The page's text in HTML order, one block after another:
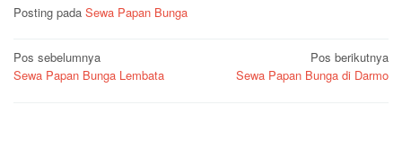
Posting pada Sewa Papan Bunga
Navigasi
pos
Pos sebelumnya
Sewa Papan Bunga Lembata
Pos berikutnya
Sewa Papan Bunga di Darmo